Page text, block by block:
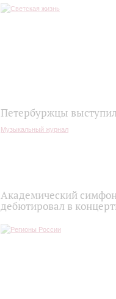
Петербуржцы
Музыкальный журнал
Академический
дебютировал в